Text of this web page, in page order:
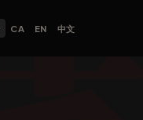
CA EN 中文